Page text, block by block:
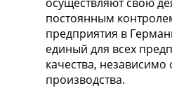
постоянным
предприятия в
единый для всех
качества, независимо
производства.